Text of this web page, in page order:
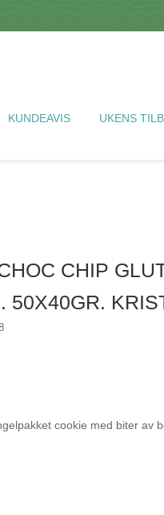
KUNDEAVIS UKENS
CHIP
50X40GR.
cookie med biter av